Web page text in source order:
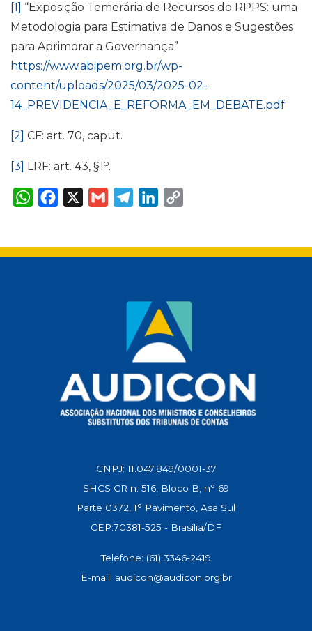
[1] “Exposição Temerária de Recursos do RPPS: uma
Metodologia para Estimativa de Danos e Sugestões
para Aprimorar a Governança”
https://www.abipem.org.br/wp-
content/uploads/2025/03/2025-02-
14_PREVIDENCIA_E_REFORMA_EM_DEBATE.pdf
[2] CF: art. 70, caput.
[3] LRF: art. 43, §1o.
W
h
A
p
F
a
o
o
X
G
m
T
e
r
a
L
d
I
i
n
CNPJ: 11.047.849/0001-37
SHCS CR n. 516, Bloco B, n° 69
Parte 0372, 1° Pavimento, Asa Sul
CEP:70381-525 - Brasília/DF
Telefone: (61) 3346-2419
E-mail: audicon@audicon.org.br